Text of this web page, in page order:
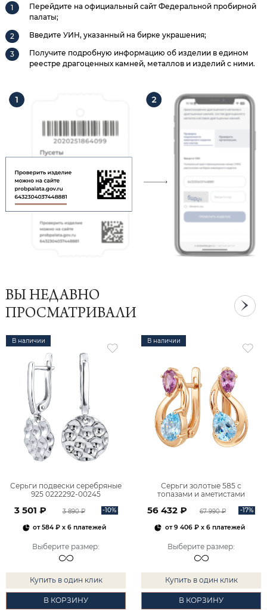
Перейдите на официальный сайт Федеральной пробирной
палаты;
Введите УИН, указанный на бирке украшения;
Получите подробную информацию об изделии в едином
реестре драгоценных камней, металлов и изделий с ними.
ВЫ НЕДАВНО
ПРОСМАТРИВАЛИ
В наличии
Серьги подвески серебряные
925 0222292-00245
3 501 ₽ 3 890 ₽ -10%
от584 ₽ x 6 платежей
Выберите размер:
Купить в один клик
В КОРЗИНУ
В наличии
Серьги золотые 585 с
топазами и аметистами
56 432 ₽ 67 990 ₽ -17%
от9 406 ₽x 6 платежей
Выберите размер:
Купить в один клик
В КОРЗИНУ